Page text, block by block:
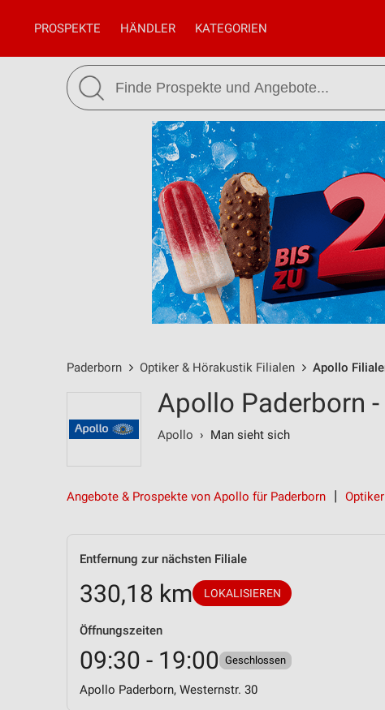
PROSPEKTE HÄNDLER KATEGORIEN
Paderborn Optiker & Hörakustik Filialen Apollo
Apollo Paderborn
Apollo › Man sieht sich
Angebote & Prospekte von Apollo für Paderborn
Entfernung zur nächsten Filiale
330,18 km LOKALISIEREN
Öffnungszeiten
09:30 - 19:00 Geschlossen
Apollo Paderborn, Westernstr. 30